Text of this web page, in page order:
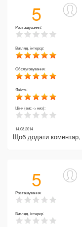
5
Розташування:
Вигляд, інтерєр:
Обслуговування:
Якість:
Ціни (вис -> низ):
14.08.2014
Щоб додати коментар,
5
Розташування:
Вигляд, інтерєр: